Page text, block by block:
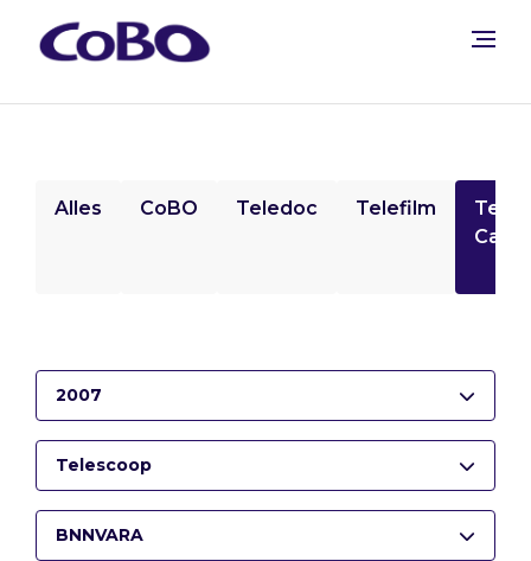
Alles CoBO Teledoc Telefilm
2007
Telescoop
BNNVARA